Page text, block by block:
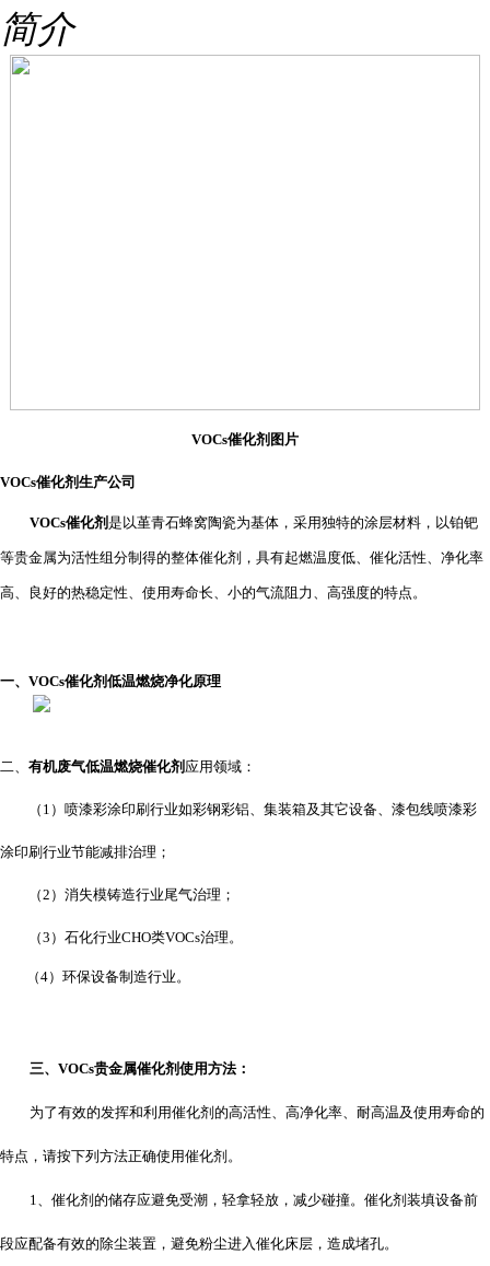
简介
VOCs催化剂图片
VOCs催化剂生产公司
VOCs催化剂是 以堇青石蜂窝陶瓷为基体，采用独特的涂层材料， 以铂钯
等贵金属为活性组分制得的整体催化剂，具有起燃温度低、 催化活性、 净化率
高、 良好的热稳定性、 使用寿命长、 小的气流阻力、高强度的特点。
一、 VOCs催化剂低温燃烧净化原理
二、 有机废气低温燃烧催化剂 应用领域：
（ 1 ）喷漆彩涂印刷行业如彩钢彩铝、集装箱及其它设备、漆包线喷漆彩
涂印刷行业节能减排治理；
（2 ）消失模铸造行业尾气治理；
（3 ）石化行业CHO类VOCs治理。
（4） 环保设备制造行业。
三、 VOCs贵金属催化剂使用方法：
为了有效的发挥和利用催化剂的高活性、高净化率、耐高温及使用寿命的
特点，请按下列方法正确使用催化剂。
1、催化剂的储存应避免受潮，轻拿轻放，减少碰撞。催化剂装填设备前
段应配备有效的除尘装置，避免粉尘进入催化床层，造成堵孔。